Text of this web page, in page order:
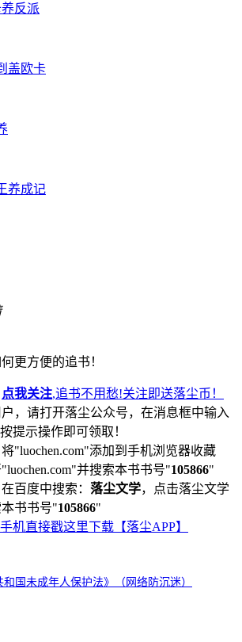
反派
盖欧卡
养成记
更方便的追书！
点我关注,追书不用愁!关注即送落尘币！
，请打开落尘公众号，在消息框中输入
提示操作即可领取！
将"luochen.com"添加到手机浏览器收藏
并搜索本书书号"105866"
在百度中搜索： 落尘文学，点击落尘文学
书书号"105866"
手机直接戳这里下载【落尘APP】
和国未成年人保护法》（网络防沉迷）